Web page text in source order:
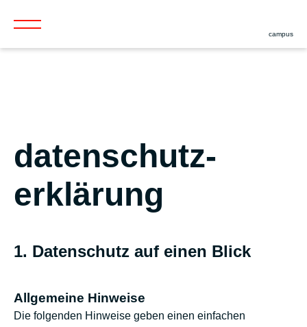
campus
datenschutz­
erklärung
1. Datenschutz auf einen Blick
Allgemeine Hinweise
Die folgenden Hinweise geben einen einfachen